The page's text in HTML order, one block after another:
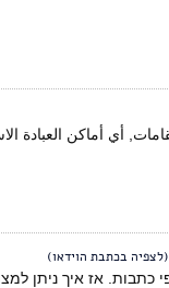
أي أماكن العبادة
(לצפיה בכתבת הוידאו)
כתבות. אז איך ניתן